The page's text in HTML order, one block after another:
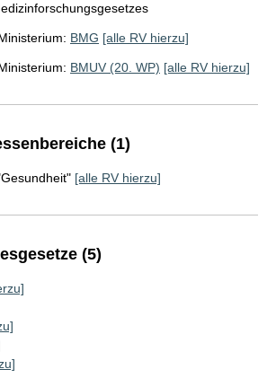
BMG [alle RV hierzu]
BMUV (20. WP) [alle RV hierzu]
(1)
[alle RV hierzu]
(5)